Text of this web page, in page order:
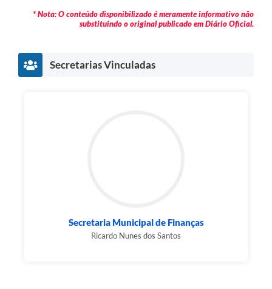
* Nota: O conteúdo disponibilizado é meramente informativo não
substituindo o original publicado em Diário Oficial.
Secretarias Vinculadas
Secretaria Municipal de Finanças
Ricardo Nunes dos Santos